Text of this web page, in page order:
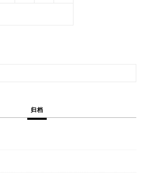
归档